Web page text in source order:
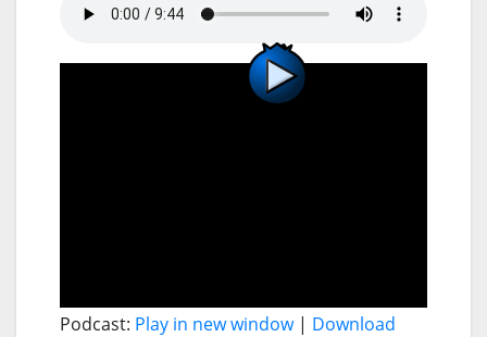
Podcast: Play in new window| Download